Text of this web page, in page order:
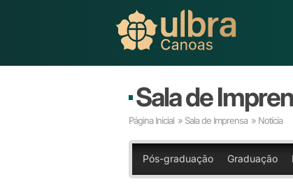
Sala de
Página Inicial » Sala de Imprensa » Notícia
Pós-graduação Graduação